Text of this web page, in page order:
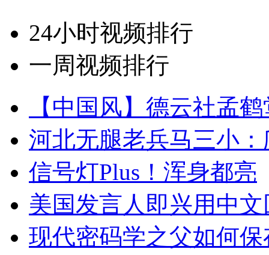
24小时视频排行
一周视频排行
【中国风】德云社孟
河北无腿老兵马三小
信号灯Plus！浑身都亮
美国发言人即兴用中
现代密码学之父如何